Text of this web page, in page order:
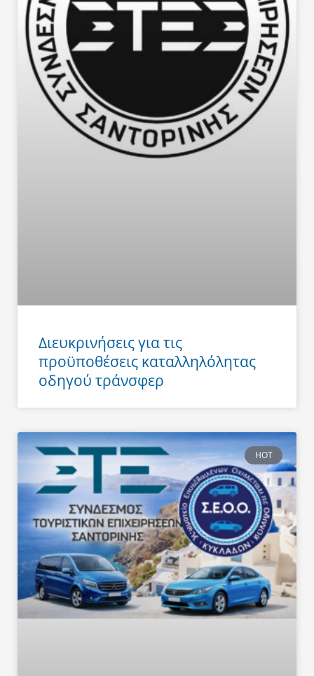
Διευκρινήσεις για τις
προϋποθέσεις καταλληλόλητας
οδηγού τράνσφερ
HOT